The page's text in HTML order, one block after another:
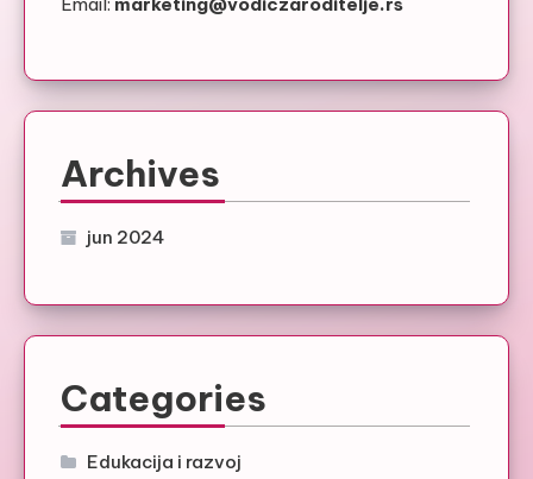
Archives
jun 2024
Categories
Edukacija i razvoj